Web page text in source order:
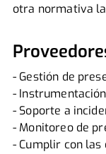
otra normativa
- Gestión de
-
- Soporte a
- Monitoreo de
- Cumplir con